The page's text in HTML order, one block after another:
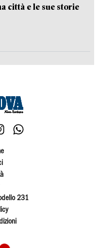
città e le sue storie
231